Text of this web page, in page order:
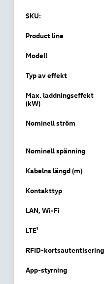
SKU:
Product line
Modell
Typ av effekt
Max. laddningseffekt
(kW)
Nominell ström
Nominell spänning
Kabelns längd (m)
Kontakttyp
LAN, Wi-Fi
LTE¹
RFID-kortsautentisering
App-styrning